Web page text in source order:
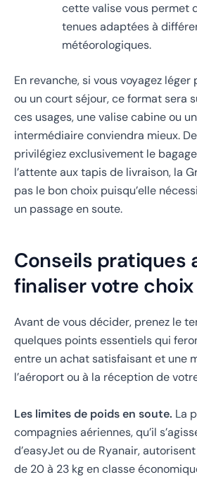
cette valise vous permet
tenues adaptées à
météorologiques.
En revanche, si vous voyagez
ou un court séjour, ce format sera
ces usages, une valise cabine ou
intermédiaire conviendra mieux.
privilégiez exclusivement le
l’attente aux tapis de livraison, la
pas le bon choix puisqu’elle
un passage en soute.
Conseils pratiques
finaliser votre choix
Avant de vous décider, prenez le
quelques points essentiels qui
entre un achat satisfaisant et une
l’aéroport ou à la réception de
Les limites de poids en soute. La
compagnies aériennes, qu’il
d’easyJet ou de Ryanair,
de 20 à 23 kg en classe